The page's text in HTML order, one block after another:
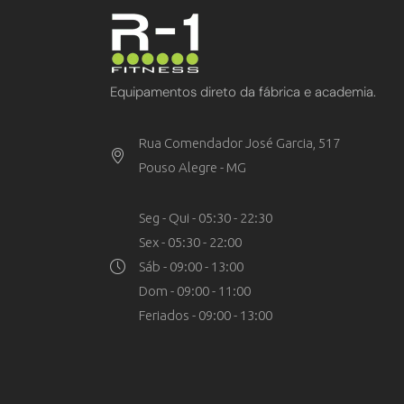
Equipamentos direto da fábrica e academia.
Rua Comendador José Garcia, 517
Pouso Alegre - MG
Seg - Qui - 05:30 - 22:30
Sex - 05:30 - 22:00
Sáb - 09:00 - 13:00
Dom - 09:00 - 11:00
Feriados - 09:00 - 13:00